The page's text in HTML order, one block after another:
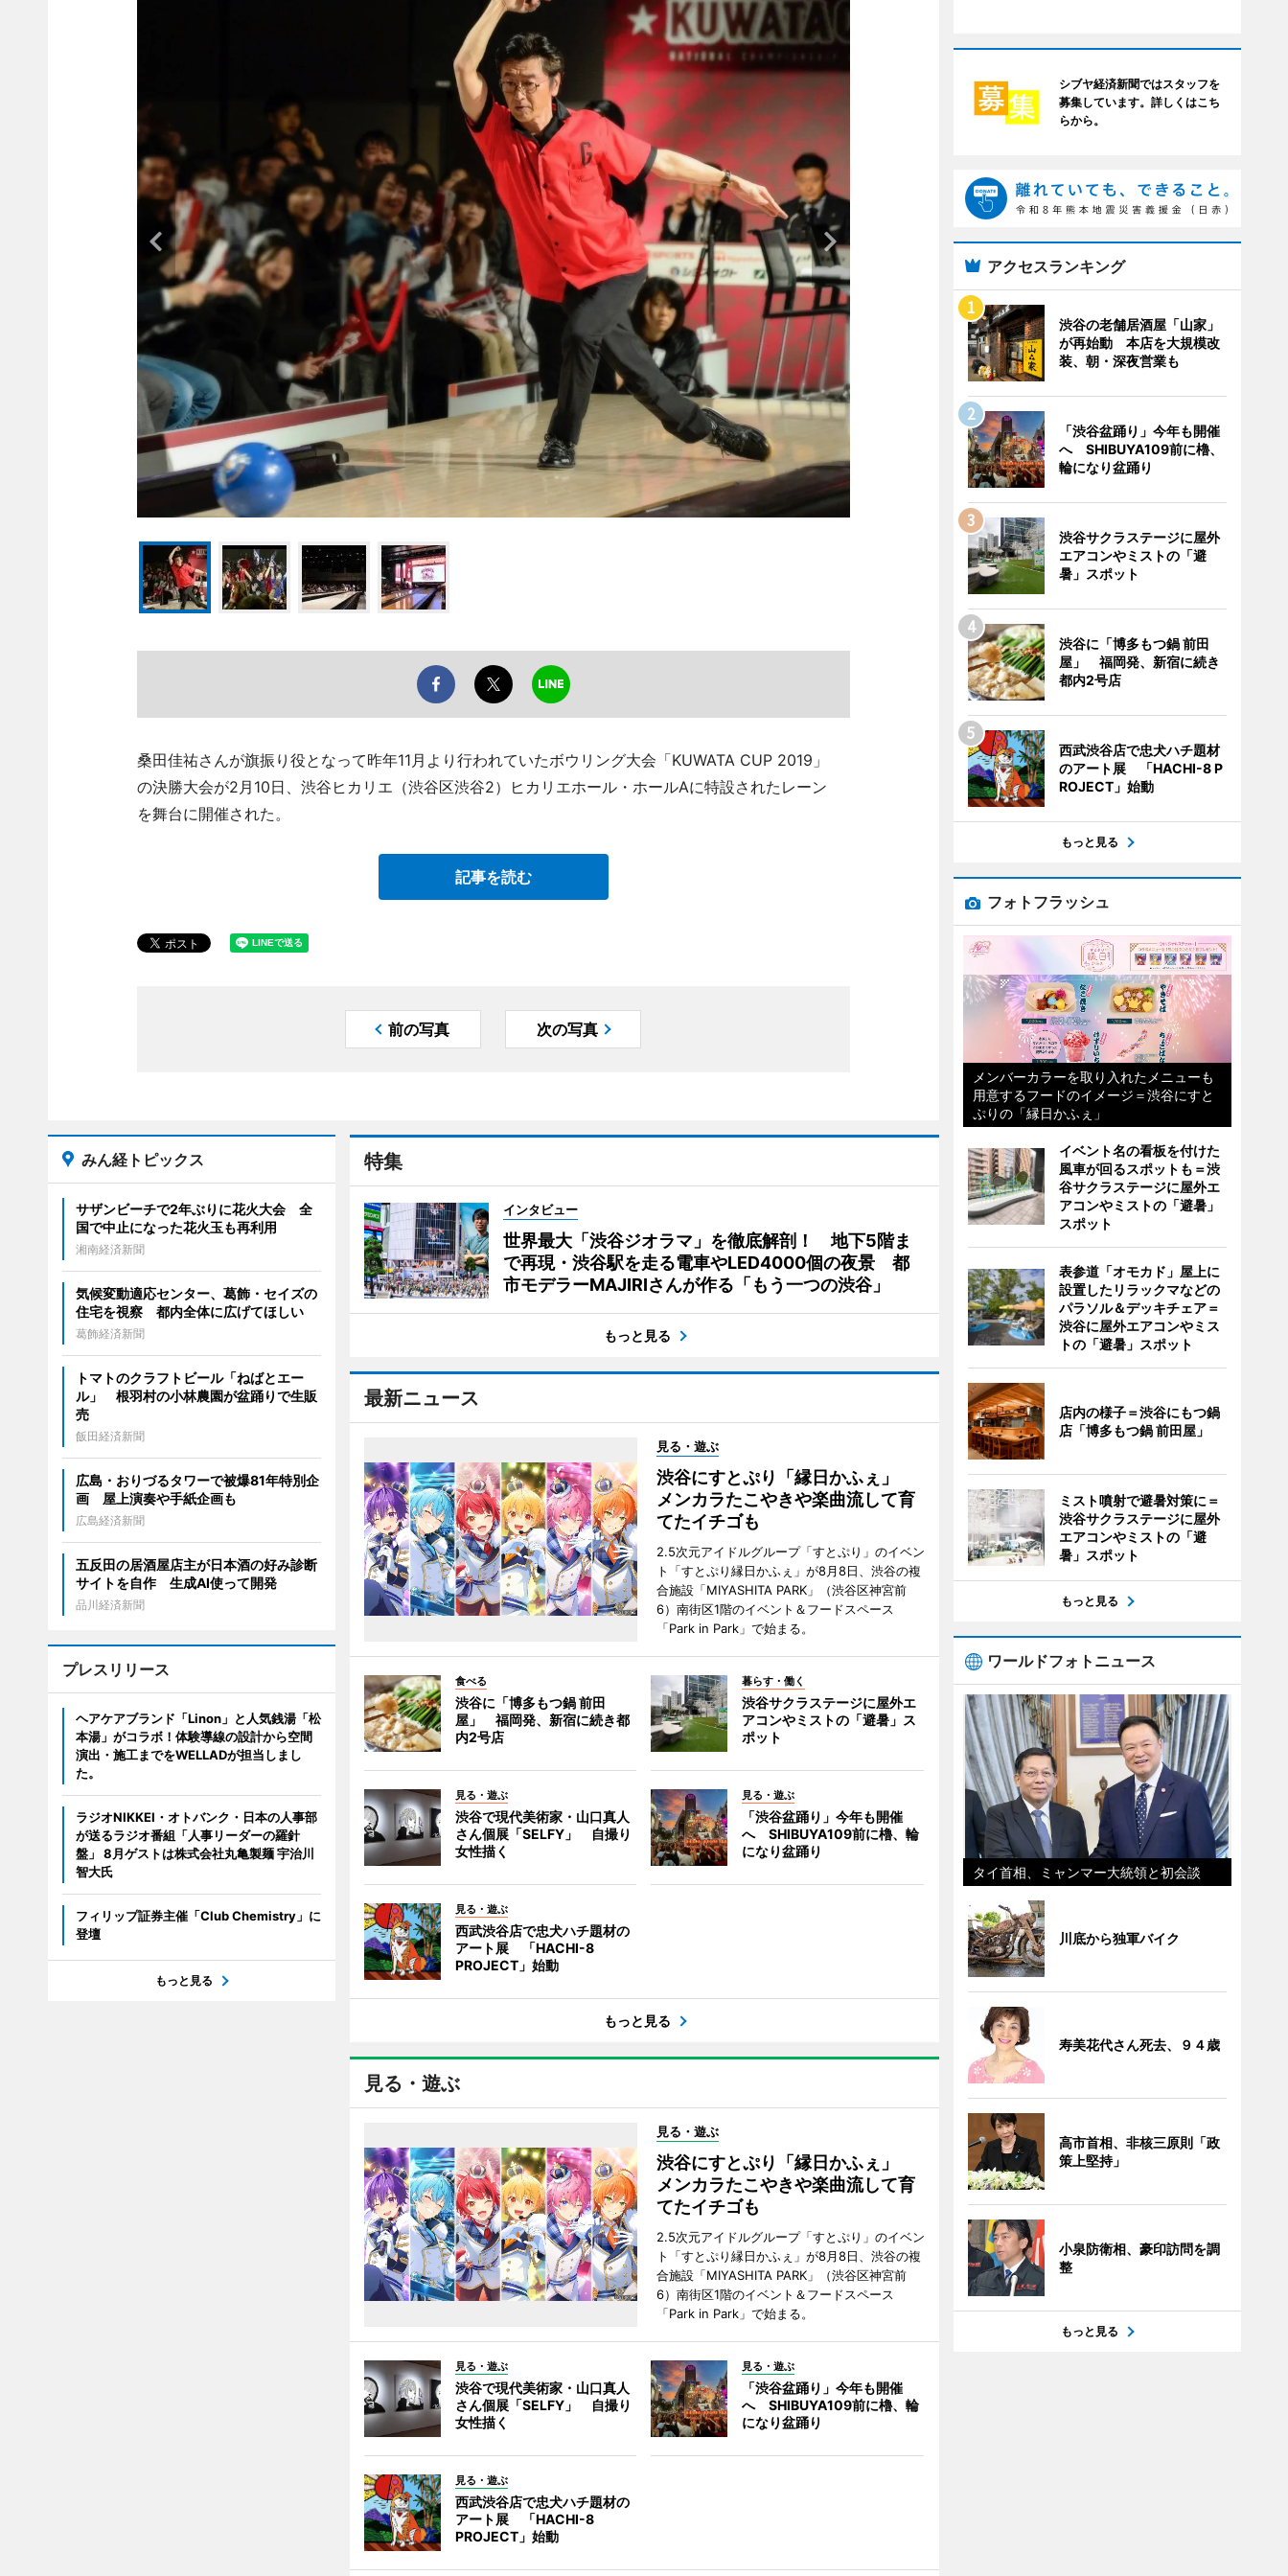
桑田佳祐さんが旗振り役となって昨年11月より行われていたボウリング大会「KUWATA CUP 2019」
の決勝大会が2月10日、渋谷ヒカリエ（渋谷区渋谷2）ヒカリエホール・ホールAに特設されたレーン
を舞台に開催された。
記事を読む
前の写真 次の写真
特集
インタビュー
世界最大「渋谷ジオラマ」を徹底解剖！ 地下5階ま
で再現・渋谷駅を走る電車やLED4000個の夜景 都
市モデラーMAJIRIさんが作る「もう一つの渋谷」
もっと見る
最新ニュース
見る・遊ぶ
渋谷にすとぷり「縁日かふぇ」
メンカラたこやきや楽曲流して育
てたイチゴも
2.5次元アイドルグループ「すとぷり」のイベン
ト「すとぷり縁日かふぇ」が8月8日、渋谷の複
合施設「MIYASHITA PARK」（渋谷区神宮前
6）南街区1階のイベント＆フードスペース
「Park in Park」で始まる。
食べる
渋谷に「博多もつ鍋 前田
屋」 福岡発、新宿に続き都
内2号店
暮らす・働く
渋谷サクラステージに屋外エ
アコンやミストの「避暑」ス
ポット
見る・遊ぶ
渋谷で現代美術家・山口真人
さん個展「SELFY」 自撮り
女性描く
見る・遊ぶ
「渋谷盆踊り」今年も開催
へ SHIBUYA109前に櫓、輪
になり盆踊り
見る・遊ぶ
西武渋谷店で忠犬ハチ題材の
アート展 「HACHI-8
PROJECT」始動
もっと見る
見る・遊ぶ
見る・遊ぶ
渋谷にすとぷり「縁日かふぇ」
メンカラたこやきや楽曲流して育
てたイチゴも
2.5次元アイドルグループ「すとぷり」のイベン
ト「すとぷり縁日かふぇ」が8月8日、渋谷の複
合施設「MIYASHITA PARK」（渋谷区神宮前
6）南街区1階のイベント＆フードスペース
「Park in Park」で始まる。
見る・遊ぶ
渋谷で現代美術家・山口真人
さん個展「SELFY」 自撮り
女性描く
見る・遊ぶ
「渋谷盆踊り」今年も開催
へ SHIBUYA109前に櫓、輪
になり盆踊り
見る・遊ぶ
西武渋谷店で忠犬ハチ題材の
アート展 「HACHI-8
PROJECT」始動
みん経トピックス
サザンビーチで2年ぶりに花火大会 全
国で中止になった花火玉も再利用
湘南経済新聞
気候変動適応センター、葛飾・セイズの
住宅を視察 都内全体に広げてほしい
葛飾経済新聞
トマトのクラフトビール「ねばとエー
ル」 根羽村の小林農園が盆踊りで生販
売
飯田経済新聞
広島・おりづるタワーで被爆81年特別企
画 屋上演奏や手紙企画も
広島経済新聞
五反田の居酒屋店主が日本酒の好み診断
サイトを自作 生成AI使って開発
品川経済新聞
プレスリリース
ヘアケアブランド「Linon」と人気銭湯「松
本湯」がコラボ！体験導線の設計から空間
演出・施工までをWELLADが担当しまし
た。
ラジオNIKKEI・オトバンク・日本の人事部
が送るラジオ番組「人事リーダーの羅針
盤」 8月ゲストは株式会社丸亀製麺 宇治川
智大氏
フィリップ証券主催「Club Chemistry」に
登壇
もっと見る
シブヤ経済新聞ではスタッフを
募集しています。詳しくはこち
らから。
アクセスランキング
渋谷の老舗居酒屋「山家」
が再始動 本店を大規模改
装、朝・深夜営業も
「渋谷盆踊り」今年も開催
へ SHIBUYA109前に櫓、
輪になり盆踊り
渋谷サクラステージに屋外
エアコンやミストの「避
暑」スポット
渋谷に「博多もつ鍋 前田
屋」 福岡発、新宿に続き
都内2号店
西武渋谷店で忠犬ハチ題材
のアート展 「HACHI-8 P
ROJECT」始動
もっと見る
フォトフラッシュ
メンバーカラーを取り入れたメニューも
用意するフードのイメージ＝渋谷にすと
ぷりの「縁日かふぇ」
イベント名の看板を付けた
風車が回るスポットも＝渋
谷サクラステージに屋外エ
アコンやミストの「避暑」
スポット
表参道「オモカド」屋上に
設置したリラックマなどの
パラソル＆デッキチェア＝
渋谷に屋外エアコンやミス
トの「避暑」スポット
店内の様子＝渋谷にもつ鍋
店「博多もつ鍋 前田屋」
ミスト噴射で避暑対策に＝
渋谷サクラステージに屋外
エアコンやミストの「避
暑」スポット
もっと見る
ワールドフォトニュース
タイ首相、ミャンマー大統領と初会談
川底から独軍バイク
寿美花代さん死去、９４歳
高市首相、非核三原則「政
策上堅持」
小泉防衛相、豪印訪問を調
整
もっと見る